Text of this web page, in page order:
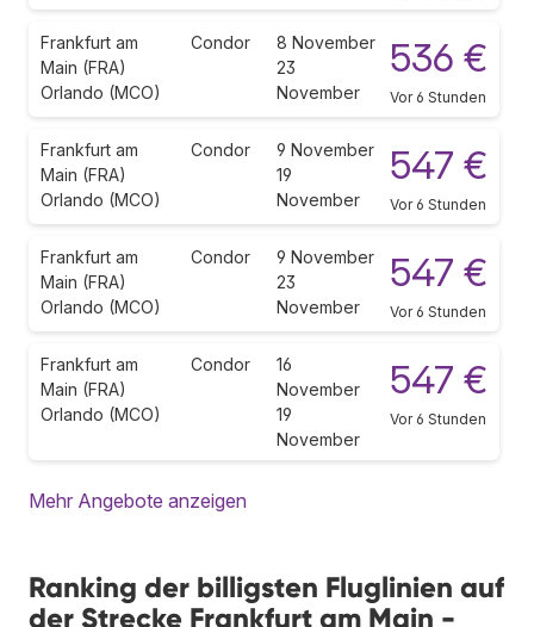
Frankfurt am
Main (FRA)
Orlando (MCO)
Condor
8 November
23
November
536 €
Vor 6 Stunden
Frankfurt am
Main (FRA)
Orlando (MCO)
Condor
9 November
19
November
547 €
Vor 6 Stunden
Frankfurt am
Main (FRA)
Orlando (MCO)
Condor
9 November
23
November
547 €
Vor 6 Stunden
Frankfurt am
Main (FRA)
Orlando (MCO)
Condor
16
November
19
November
547 €
Vor 6 Stunden
Mehr Angebote anzeigen
Ranking der billigsten Fluglinien auf
der Strecke Frankfurt am Main -